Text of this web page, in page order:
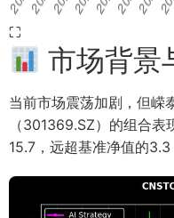
⛶
市场背景
当前市场震荡加剧，但嵘
（301369.SZ）的组合
15.7，远超基准净值的3.3